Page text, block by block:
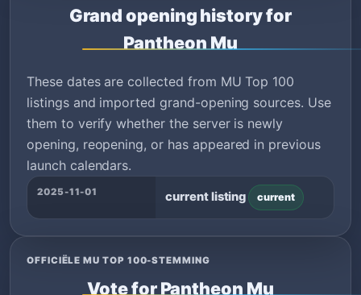
Grand opening history for
Pantheon Mu
These dates are collected from MU Top 100
listings and imported grand-opening sources. Use
them to verify whether the server is newly
opening, reopening, or has appeared in previous
launch calendars.
2025-11-01 current listing current
OFFICIËLE MU TOP 100-STEMMING
Vote for Pantheon Mu